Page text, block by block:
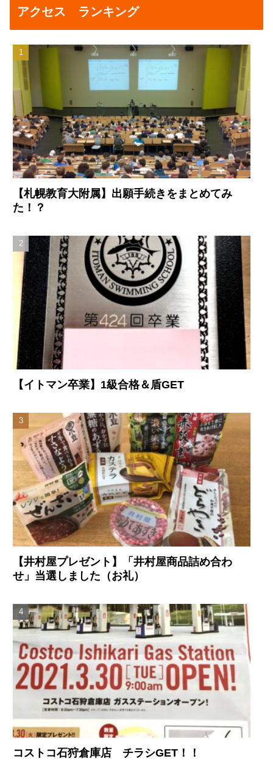
アクセス ランキング
【札幌教育大附属】出願手続きをまとめてみ
た！？
【イトマン卒業】1級合格＆盾GET
【井村屋プレゼント】「井村屋商品詰め合わ
せ」当選しました（お礼）
コストコ石狩倉庫店 チラシGET！！